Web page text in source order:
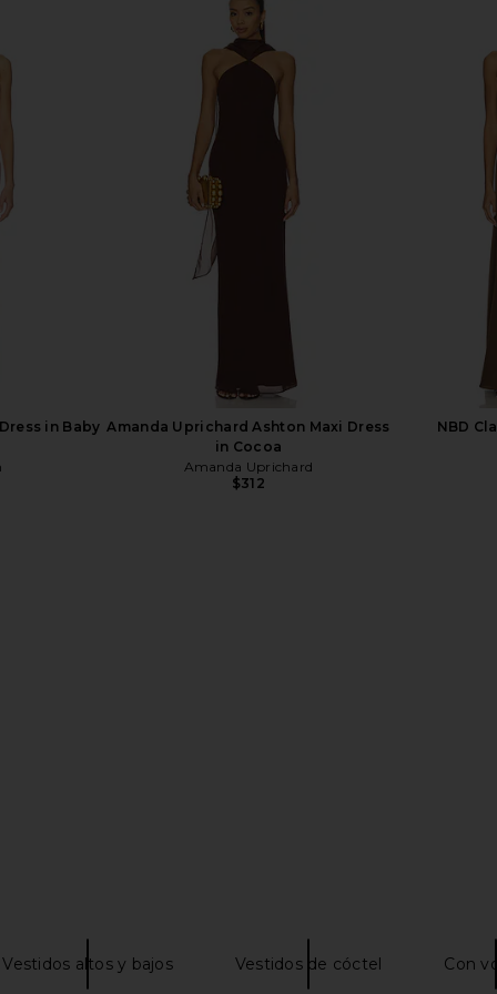
in Fuchsia
Amanda Uprichard Esther Gown in
Amanda Uprichard
NBD
in Baby Amanda Uprichard Ashton Maxi Dress
in Cocoa
Amanda Uprichard
$312
NBD
Vestidos altos y bajos Vestidos de cóctel Con